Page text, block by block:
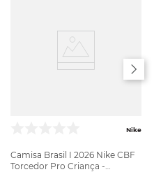
Nike
Camisa Brasil I 2026 Nike CBF
Torcedor Pro Criança -